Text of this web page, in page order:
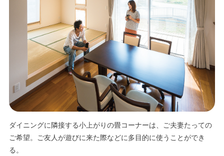
エリア限定商品
ダイニングに隣接する小上がりの畳コーナーは、ご夫妻たっての
ご希望。ご友人が遊びに来た際などに多目的に使うことができ
る。